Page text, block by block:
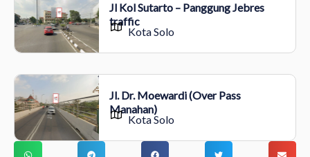
Jl Kol Sutarto – Panggung Jebres
traffic
Kota Solo
Jl. Dr. Moewardi (Over Pass
Manahan)
Kota Solo